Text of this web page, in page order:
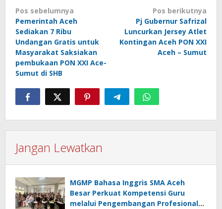
Navigasi
pos
Pos sebelumnya
Pemerintah Aceh
Sediakan 7 Ribu
Undangan Gratis untuk
Masyarakat Saksiakan
pembukaan PON XXI Ace-
Sumut di SHB
Pos berikutnya
Pj Gubernur Safrizal
Luncurkan Jersey Atlet
Kontingan Aceh PON XXI
Aceh – Sumut
Jangan Lewatkan
MGMP Bahasa Inggris SMA Aceh
Besar Perkuat Kompetensi Guru
melalui Pengembangan Profesional